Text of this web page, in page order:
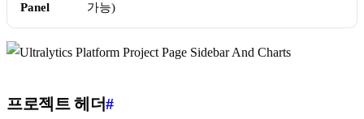
Panel
가능)
프로젝트 헤더#